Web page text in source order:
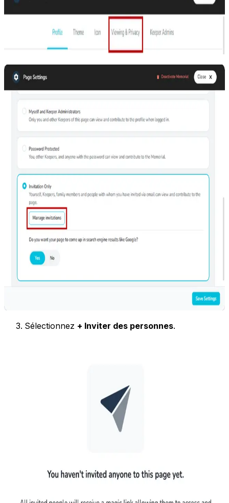
Sélectionnez + Inviter des personnes.